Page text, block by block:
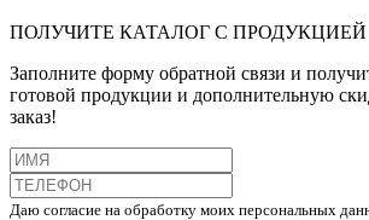
ПОЛУЧИТЕ КАТАЛОГ С ПРОДУКЦИЕЙ
Заполните форму обратной связи и
готовой продукции и дополнительную
заказ!
Даю согласие на обработку моих персональных